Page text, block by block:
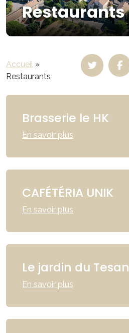
Restaurants
Accueil »
Restaurants
Brasserie le HK
En savoir plus
CAFÉTÉRIA UNIK
En savoir plus
Le jardin du Tesan
En savoir plus